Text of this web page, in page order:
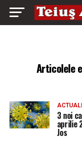
Articolele
3 noi
aprilie
Jos